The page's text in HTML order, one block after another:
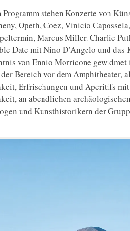
Programm stehen Konzerte von
Opeth, Coez, Vinicio
Marcus Miller, Charlie
Date mit Nino D’Angelo und das
von Ennio Morricone
der Bereich vor dem Amphitheater,
Erfrischungen und Aperitifs mit
an abendlichen
und Kunsthistorikern der